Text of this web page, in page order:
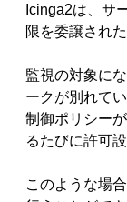
Icinga2は、サ
限を委譲され
監視の対象に
ークが別れて
制御ポリシー
るたびに許可
このような場